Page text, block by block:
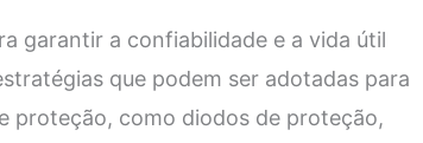
garantir a confiabilidade e a vida útil
que podem ser adotadas para
proteção, como diodos de proteção,